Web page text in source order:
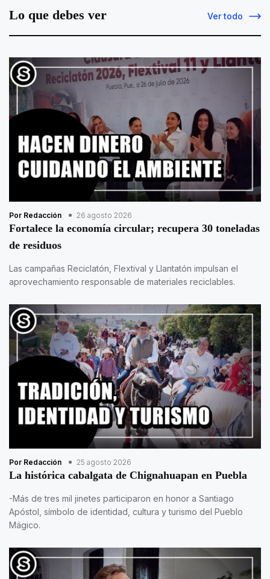
Lo que debes ver Ver todo
Por Redacción 26 agosto 2026
Fortalece la economía circular; recupera 30 toneladas
de residuos
Las campañas Reciclatón, Flextival y Llantatón impulsan el
aprovechamiento responsable de materiales reciclables.
Por Redacción 25 agosto 2026
La histórica cabalgata de Chignahuapan en Puebla
-Más de tres mil jinetes participaron en honor a Santiago
Apóstol, símbolo de identidad, cultura y turismo del Pueblo
Mágico.